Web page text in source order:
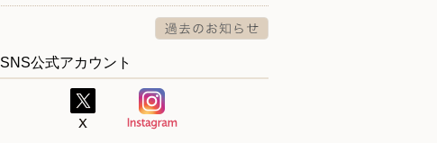
SNS公式アカウント